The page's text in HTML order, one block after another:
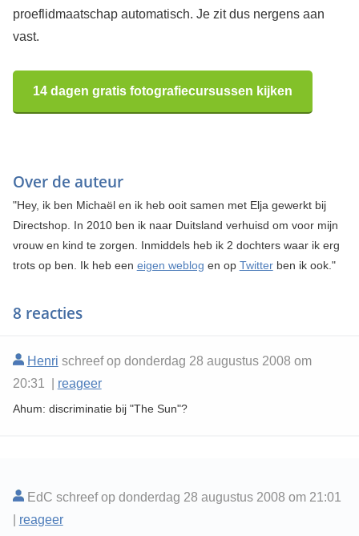
proeflidmaatschap automatisch. Je zit dus nergens aan
vast.
14 dagen gratis fotografiecursussen kijken
Over de auteur
"Hey, ik ben Michaël en ik heb ooit samen met Elja gewerkt bij
Directshop. In 2010 ben ik naar Duitsland verhuisd om voor mijn
vrouw en kind te zorgen. Inmiddels heb ik 2 dochters waar ik erg
trots op ben. Ik heb een eigen weblog en op Twitterben ik ook."
8 reacties
Henri schreef op donderdag 28 augustus 2008 om
20:31 | reageer
Ahum: discriminatie bij "The Sun"?
EdC schreef op donderdag 28 augustus 2008 om 21:01
reageer